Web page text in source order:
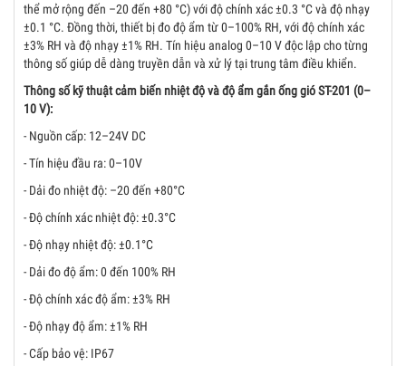
thể mở rộng đến –20 đến +80 °C) với độ chính xác ±0.3 °C và độ nhạy
±0.1 °C. Đồng thời, thiết bị đo độ ẩm từ 0–100% RH, với độ chính xác
±3% RH và độ nhạy ±1% RH. Tín hiệu analog 0–10 V độc lập cho từng
thông số giúp dễ dàng truyền dẫn và xử lý tại trung tâm điều khiển.
Thông số kỹ thuật cảm biến nhiệt độ và độ ẩm gắn ống gió ST-201 (0–
10 V):
- Nguồn cấp: 12–24V DC
- Tín hiệu đầu ra: 0–10V
- Dải đo nhiệt độ: –20 đến +80°C
- Độ chính xác nhiệt độ: ±0.3°C
- Độ nhạy nhiệt độ: ±0.1°C
- Dải đo độ ẩm: 0 đến 100% RH
- Độ chính xác độ ẩm: ±3% RH
- Độ nhạy độ ẩm: ±1% RH
- Cấp bảo vệ: IP67